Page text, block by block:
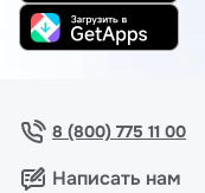
8 (800) 775 11 00
Написать нам